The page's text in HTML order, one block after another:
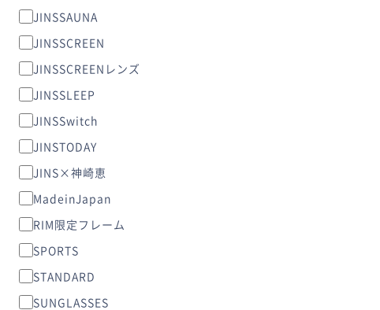
JINSSAUNA
JINSSCREEN
JINSSCREENレンズ
JINSSLEEP
JINSSwitch
JINSTODAY
JINS×神崎恵
MadeinJapan
RIM限定フレーム
SPORTS
STANDARD
SUNGLASSES